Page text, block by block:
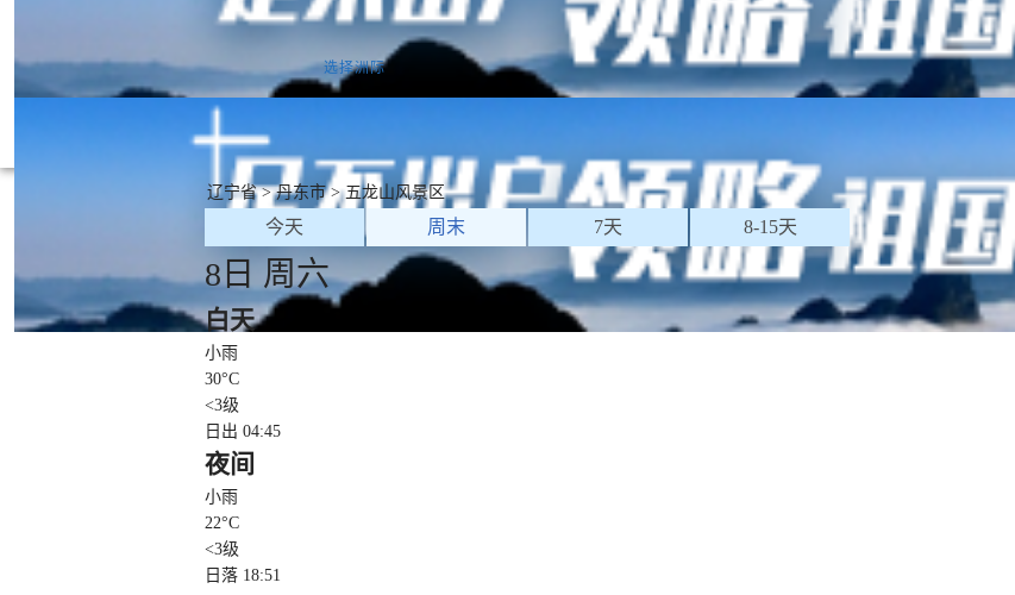
吉隆坡 新加坡 巴黎 罗马 伦敦 雅典 柏林 纽约 温哥华 墨西哥城 哈瓦那 圣何塞 巴西利亚
拉巴特
选择洲际
亚洲 欧洲 北美洲 南美洲 大洋洲
辽宁省 > 丹东市 > 五龙山风景区
今天 周末 7天 8-15天
8日 周六
白天
小雨
30°C
<3级
日出 04:45
夜间
小雨
22°C
<3级
日落 18:51